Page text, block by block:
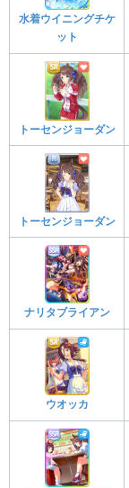
水着ウイニングチケ
ット
トーセンジョーダン
トーセンジョーダン
ナリタブライアン
ウオッカ